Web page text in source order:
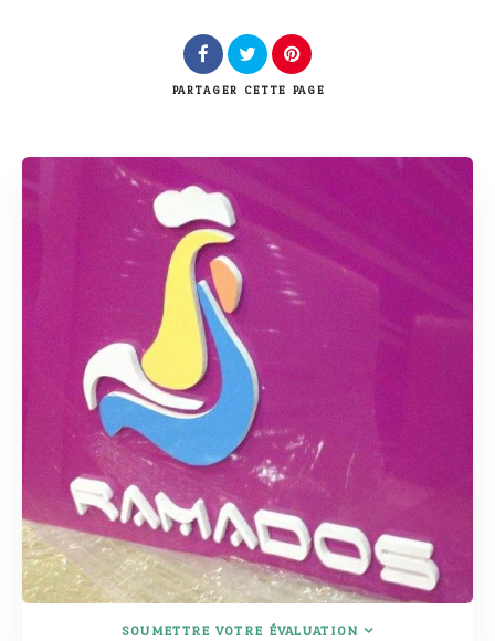
Rechercher
PARTAGER CETTE PAGE
SOUMETTRE VOTRE ÉVALUATION